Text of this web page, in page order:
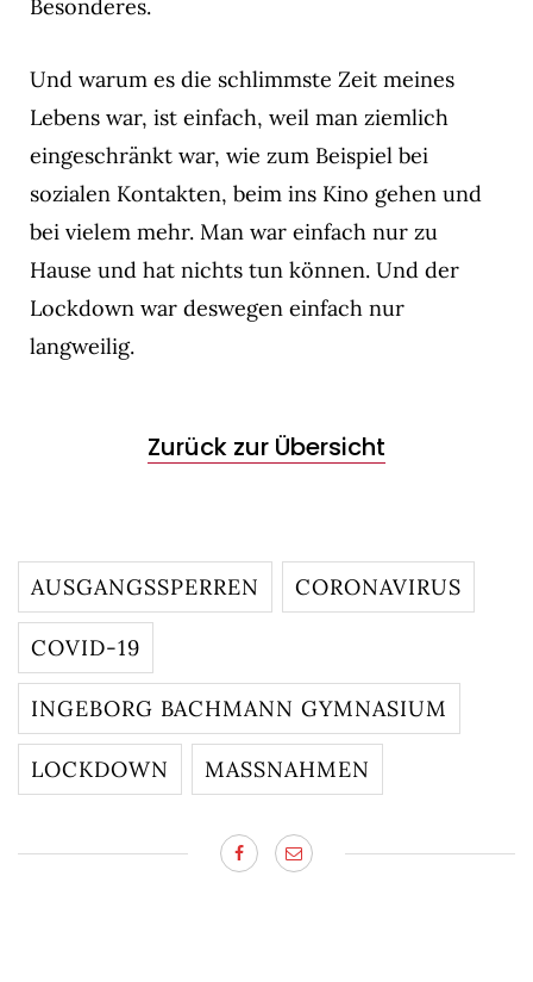
Besonderes.
Und warum es die schlimmste Zeit meines
Lebens war, ist einfach, weil man ziemlich
eingeschränkt war, wie zum Beispiel bei
sozialen Kontakten, beim ins Kino gehen und
bei vielem mehr. Man war einfach nur zu
Hause und hat nichts tun können. Und der
Lockdown war deswegen einfach nur
langweilig.
Zurück zur Übersicht
AUSGANGSSPERREN CORONAVIRUS
COVID-19
INGEBORG BACHMANN GYMNASIUM
LOCKDOWN MASSNAHMEN